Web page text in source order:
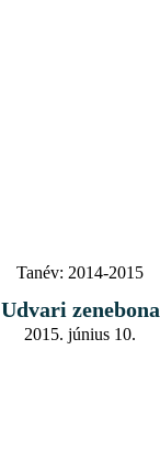
Tanév: 2014-2015
Udvari zenebona
2015. június 10.